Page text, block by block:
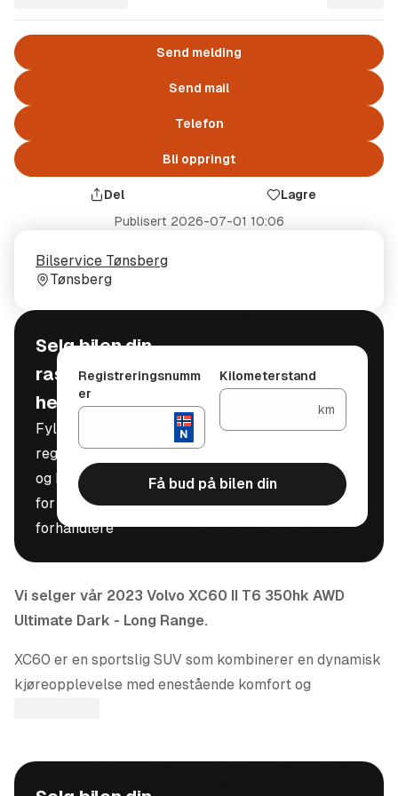
Send melding
Send mail
Telefon
Bli oppringt
Del
Lagre
Publisert 2026-07-01 10:06
Selger
Bilservice Tønsberg
Selgerens
plass
Tønsberg
Selg bilen din
raskt, trygt og
helt gratis
Fyll inn
registreringsnummer
og kilometerstand
for å motta bud fra
forhandlere
Registreringsnumm
er
Kilometerstand
km
Få bud på bilen din
Vi selger vår 2023 Volvo XC60 II T6 350hk AWD
Ultimate Dark - Long Range.
XC60 er en sportslig SUV som kombinerer en dynamisk
kjøreopplevelse med enestående komfort og
Hybrid er svært brukervennlig og gir deg en enkelere
hverdag-og en helt unik kjøreopplevelse.